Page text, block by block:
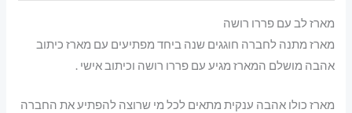
מארז לב עם פררו רושה
מארז מתנה לחברה חוגגים שנה ביחד מפתיעים עם מארז כיתוב
אהבה מושלם המארז מגיע עם פררו רושה וכיתוב אישי .
מארז כולו אהבה ענקית מתאים לכל מי שרוצה להפתיע את החברה